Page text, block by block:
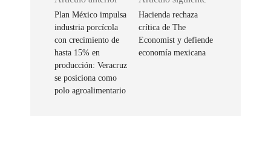
Plan México impulsa
industria porcícola
con crecimiento de
hasta 15% en
producción: Veracruz
se posiciona como
polo agroalimentario
Hacienda rechaza
crítica de The
Economist y defiende
economía mexicana